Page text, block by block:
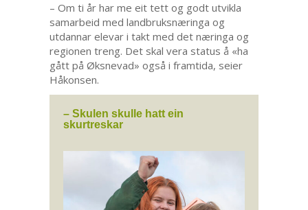
– Om ti år har me eit tett og godt utvikla
samarbeid med landbruksnæringa og
utdannar elevar i takt med det næringa og
regionen treng. Det skal vera status å «ha
gått på Øksnevad» også i framtida, seier
Håkonsen.
– Skulen skulle hatt ein
skurtreskar